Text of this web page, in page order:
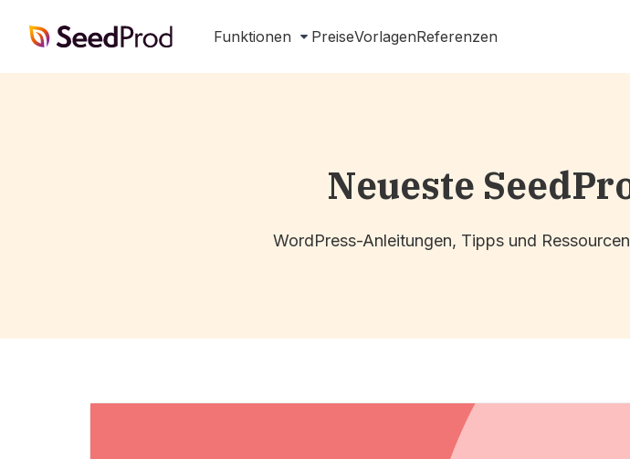
SeedProd Funktionen PreiseVorlagenReferenzen
Neueste
WordPress-Anleitungen, Tipps und